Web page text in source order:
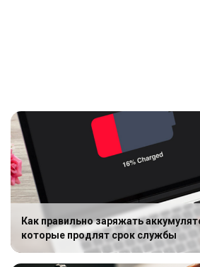
Как правильно заряжать
которые продлят срок службы